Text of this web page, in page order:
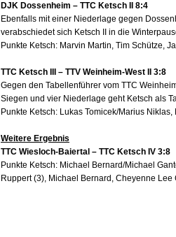
DJK Dossenheim – TTC Ketsch II 8:4
Ebenfalls mit einer Niederlage gegen
verabschiedet sich Ketsch II in die
Punkte Ketsch: Marvin Martin, Tim Schütze,
TTC Ketsch III – TTV Weinheim-West II 3:8
Gegen den Tabellenführer vom TTC
Siegen und vier Niederlage geht Ketsch als
Punkte Ketsch: Lukas Tomicek/Marius
Weitere Ergebnis
TTC Wiesloch-Baiertal – TTC Ketsch IV 3:8
Punkte Ketsch: Michael Bernard/Michael
Ruppert (3), Michael Bernard, Cheyenne